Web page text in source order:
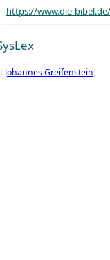
https://www.die-
Johannes Greifenstein)